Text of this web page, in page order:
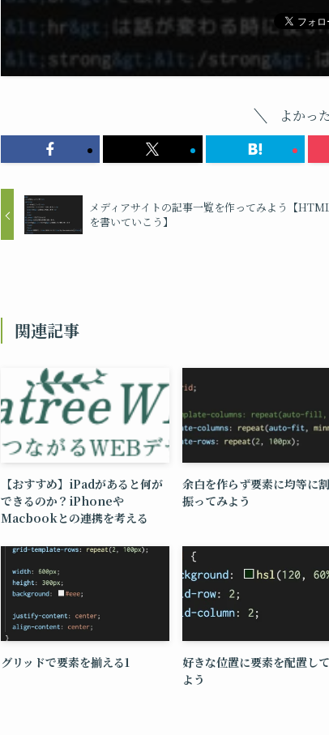
よかっ
メディアサイトの記事一覧を作ってみよう【
を書いていこう】
関連記事
【おすすめ】iPadがあると何が
できるのか？iPhoneや
Macbookとの連携を考える
余白を作らず要素に均等に
振ってみよう
グリッドで要素を揃える1
好きな位置に要素を配置し
よう